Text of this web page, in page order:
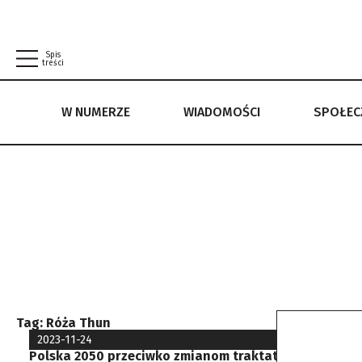
Spis
treści
W NUMERZE WIADOMOŚCI
W NUMERZE WIADOMOŚCI SPOŁECZEŃSTWO
Tag: Róża Thun
2023-11-24
Polska 2050 przeciwko zmianom traktatów, wyłamała